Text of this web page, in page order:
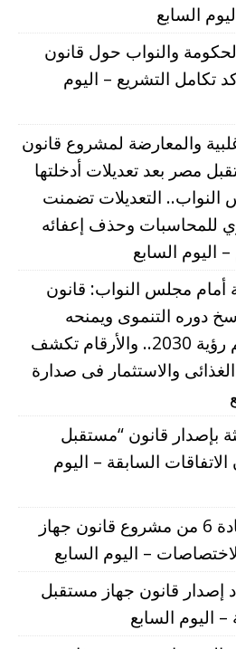
السابع
والنواب حول قانون
تكامل التشريع – اليوم
والمعارضة لمشروع قانون
مصر بعد تعديلات أدخلتها
النواب.. التعديلات تضمنت
للمحاسبات وحذف إعفائه
اليوم السابع
أمام مجلس النواب: قانون
دوره التنموى ويمنحه
استقلالية ومرونة لدعم رؤية 2030.. والأرقام تكشف
والاستثمار فى صدارة
بإصدار قانون “مستقبل
السابقة – اليوم
مجلس النواب يقر المادة 6 من مشروع قانون جهاز
– اليوم السابع
إصدار قانون جهاز مستقبل
– اليوم السابع